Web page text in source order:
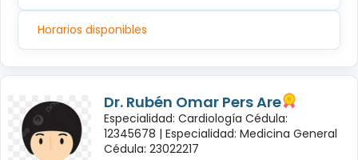
Horarios disponibles
Dr. Rubén Omar Pers Are
Especialidad: Cardiología Cédula:
12345678 | Especialidad: Medicina General
Cédula: 23022217